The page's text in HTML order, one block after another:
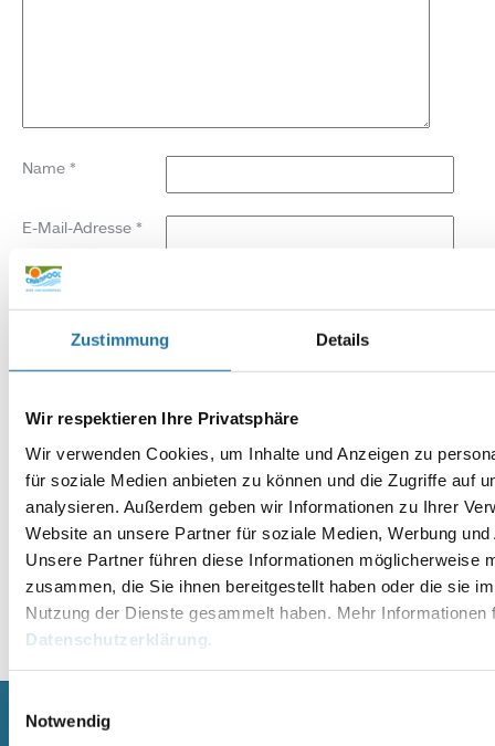
Zustimmung Details
Wir respektieren Ihre Privatsphäre
Wir verwenden Cookies, um Inhalte und Anzeigen zu
für soziale Medien anbieten zu können und die Zugriffe auf
analysieren. Außerdem geben wir Informationen zu Ihrer
Website an unsere Partner für soziale Medien, Werbung
Unsere Partner führen diese Informationen möglicherweise
zusammen, die Sie ihnen bereitgestellt haben oder die sie
Nutzung der Dienste gesammelt haben. Mehr Informationen
Datenschutzerklärung
Notwendig
Name *
E-Mail-Adresse *
Website
Alternative: